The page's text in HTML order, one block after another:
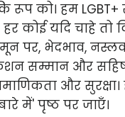
रूप को। हम
हर कोई यदि चाहे
पर, भेदभाव,
सम्मान और
और
में' पृष्ठ पर जाएँ।